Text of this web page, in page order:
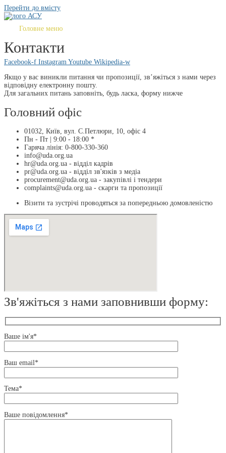
Перейти до вмісту
Головне меню
Контакти
Facebook-f Instagram Youtube Wikipedia-w
Якщо у вас виникли питання чи пропозиції, зв’яжіться з нами через
відповідну електронну пошту.
Для загальних питань заповніть, будь ласка, форму нижче
Головний офіс
01032, Київ, вул. С.Петлюри, 10, офіс 4
Пн - Пт | 9:00 - 18:00 *
Гаряча лінія: 0-800-330-360
info@uda.org.ua
hr@uda.org.ua - відділ кадрів
pr@uda.org.ua - відділ зв'язків з медіа
procurement@uda.org.ua - закупівлі і тендери
complaints@uda.org.ua - скарги та пропозиції
Візити та зустрічі проводяться за попередньою домовленістю
Зв'яжіться з нами заповнивши форму:
Ваше ім'я*
Ваш email*
Тема*
Ваше повідомлення*